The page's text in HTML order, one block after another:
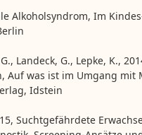
Alkoholsyndrom, Im
Landeck, G., Lepke, K.,
Auf was ist im Umgang mit
Idstein
Suchtgefährdete